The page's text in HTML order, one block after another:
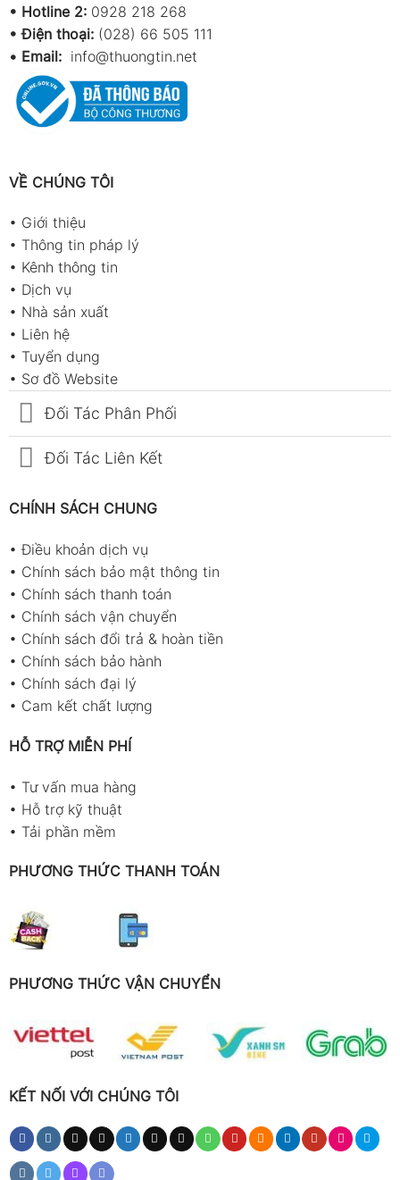
• Hotline 2: 0928 218 268
• Điện thoại: (028) 66 505 111
• Email: info@thuongtin.net
VỀ CHÚNG TÔI
• Giới thiệu
• Thông tin pháp lý
• Kênh thông tin
• Dịch vụ
• Nhà sản xuất
• Liên hệ
• Tuyển dụng
• Sơ đồ Website
Đối Tác Phân Phối
Đối Tác Liên Kết
CHÍNH SÁCH CHUNG
•Điều khoản dịch vụ
• Chính sách bảo mật thông tin
• Chính sách thanh toán
• Chính sách vận chuyển
• Chính sách đổi trả & hoàn tiền
• Chính sách bảo hành
• Chính sách đại lý
• Cam kết chất lượng
HỖ TRỢ MIỄN PHÍ
• Tư vấn mua hàng
• Hỗ trợ kỹ thuật
• Tải phần mềm
PHƯƠNG THỨC THANH TOÁN
PHƯƠNG THỨC VẬN CHUYỂN
KẾT NỐI VỚI CHÚNG TÔI